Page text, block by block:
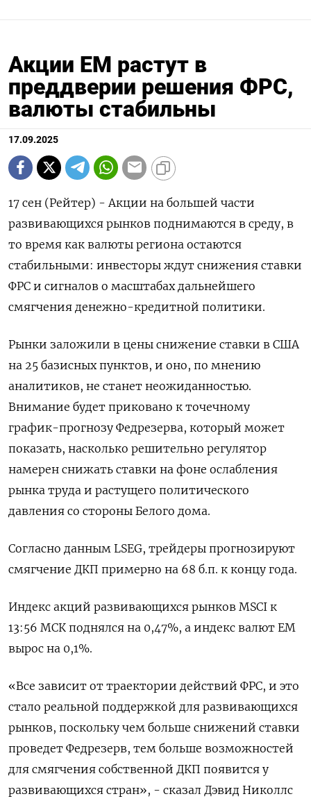
Акции EM растут в
преддверии решения ФРС,
валюты стабильны
17.09.2025
17 сен (Рейтер) - Акции на большей части
развивающихся рынков поднимаются в среду, в
то время как валюты региона остаются
стабильными: инвесторы ждут снижения ставки
ФРС и сигналов о масштабах дальнейшего
смягчения денежно-кредитной политики.
Рынки заложили в цены снижение ставки в США
на 25 базисных пунктов, и оно, по мнению
аналитиков, не станет неожиданностью.
Внимание будет приковано к точечному
график-прогнозу Федрезерва, который может
показать, насколько решительно регулятор
намерен снижать ставки на фоне ослабления
рынка труда и растущего политического
давления со стороны Белого дома.
Согласно данным LSEG, трейдеры прогнозируют
смягчение ДКП примерно на 68 б.п. к концу года.
Индекс акций развивающихся рынков MSCI к
13:56 МСК поднялся на 0,47%, а индекс валют EM
вырос на 0,1%.
«Все зависит от траектории действий ФРС, и это
стало реальной поддержкой для развивающихся
рынков, поскольку чем больше снижений ставки
проведет Федрезерв, тем больше возможностей
для смягчения собственной ДКП появится у
развивающихся стран», - сказал Дэвид Николлс